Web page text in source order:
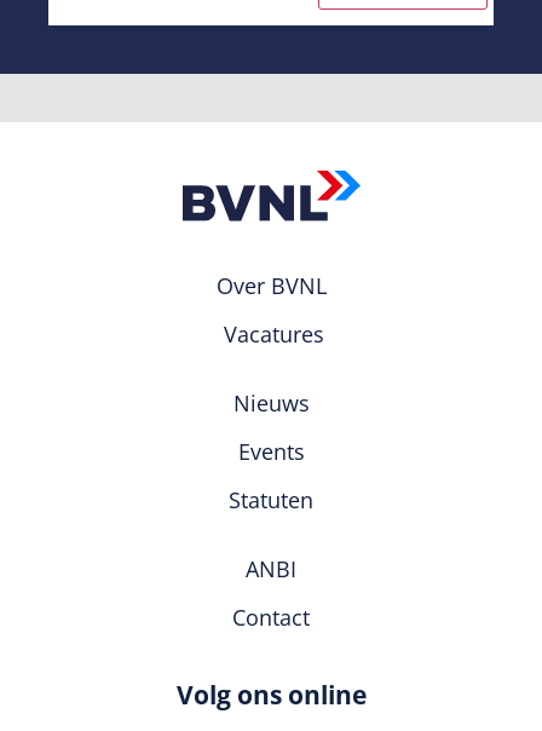
Over BVNL
Vacatures
Nieuws
Events
Statuten
ANBI
Contact
Volg ons online